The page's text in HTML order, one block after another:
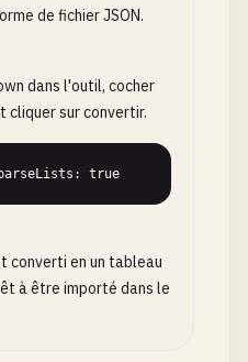
de fichier JSON.
dans l'outil, cocher
cliquer sur convertir.
true
converti en un tableau
à être importé dans le